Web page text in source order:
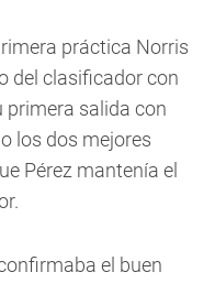
práctica Norris
del clasificador con
primera salida con
los dos mejores
Pérez mantenía el
el buen